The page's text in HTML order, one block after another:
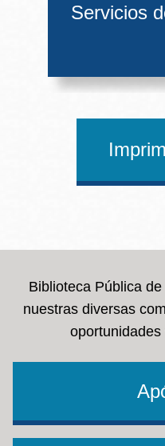
Servicios
Biblioteca Pública
nuestras diversas